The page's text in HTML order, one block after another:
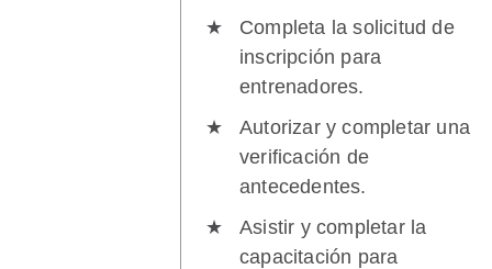
Completa la solicitud de
inscripción para
entrenadores.
Autorizar y completar una
verificación de
antecedentes.
Asistir y completar la
capacitación para